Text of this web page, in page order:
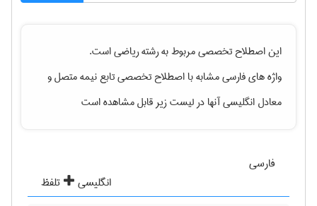
این اصطلاح تخصصی مربوط به رشتهرياضیاست.
واژه های فارسی مشابه با اصطلاح تخصصیتابع نیمه متصلو
معادل انگلیسی آنها در لیست زیر قابل مشاهده است
فارسی
انگلیسی
تلفظ